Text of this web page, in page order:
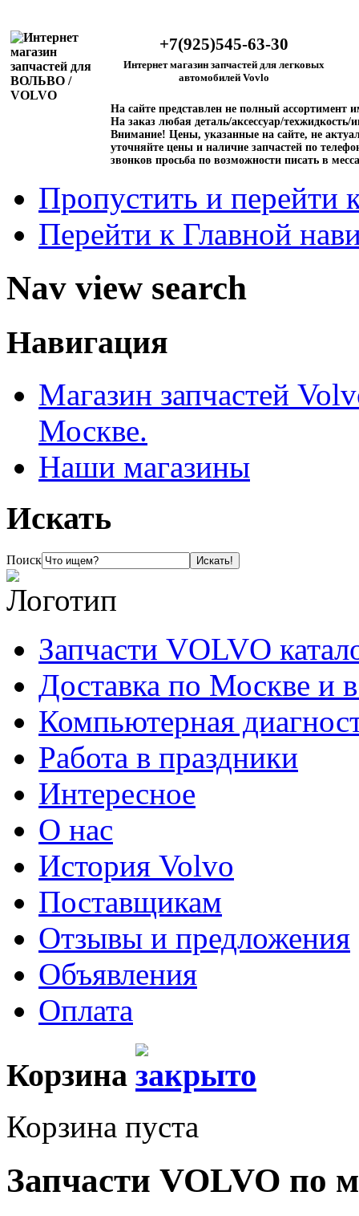
+7(925)545-63-30
Интернет магазин запчастей для легковых
автомобилей Vovlo
На сайте представлен не полный ассортимент
На заказ любая деталь/аксессуар/техжидкость/
Внимание! Цены, указанные на сайте, не
уточняйте цены и наличие запчастей по
звонков просьба по возможности писать в
Пропустить и перейти
Перейти к Главной
Nav view search
Навигация
Магазин запчастей
Москве.
Наши магазины
Искать
Поиск
Запчасти VOLVO
Доставка по Москве и
Компьютерная
Работа в праздники
Интересное
О нас
История Volvo
Поставщикам
Отзывы и предложения
Объявления
Оплата
Корзина
Корзина пуста
Запчасти VOLVO по